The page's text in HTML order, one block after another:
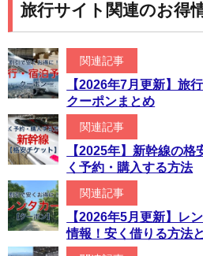
旅行サイト関連のお得
関連記事
【2026年7月更新】旅
クーポンまとめ
関連記事
【2025年】新幹線の
く予約・購入する方法
関連記事
【2026年5月更新】レ
情報！安く借りる方法